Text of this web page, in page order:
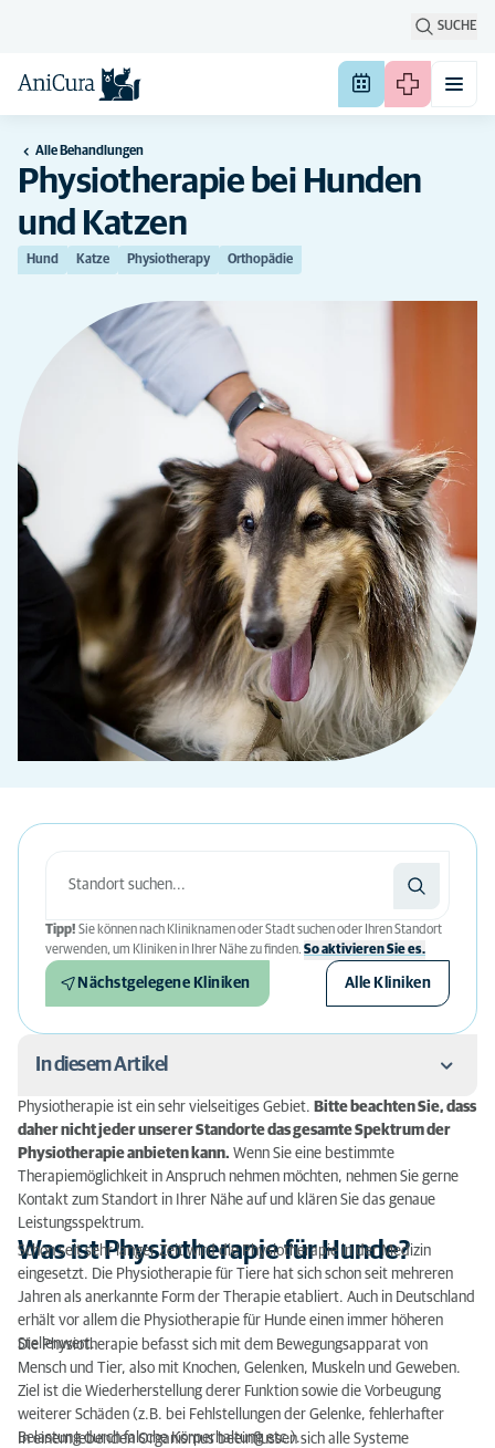
SUCHE
Alle Behandlungen
Physiotherapie bei Hunden
und Katzen
Hund Katze Physiotherapy Orthopädie
Tipp! Sie können nach Kliniknamen oder Stadt suchen oder Ihren Standort
verwenden, um Kliniken in Ihrer Nähe zu finden. So aktivieren Sie es.
Nächstgelegene Kliniken Alle Kliniken
In diesem Artikel
Was ist Physiotherapie für Hunde?
Wann ist eine Physiotherapie sinnvoll/nötig?
Physiotherapie Katze und Hund – Weitere
Therapiemöglichkeiten
Wie oft sollte mein Hund / meine Katze zur
Physiotherapie?
Was kostet eine Physiotherapie für Hunde?
Physiotherapie ist ein sehr vielseitiges Gebiet. Bitte beachten Sie, dass
daher nicht jeder unserer Standorte das gesamte Spektrum der
Physiotherapie anbieten kann. Wenn Sie eine bestimmte
Therapiemöglichkeit in Anspruch nehmen möchten, nehmen Sie gerne
Kontakt zum Standort in Ihrer Nähe auf und klären Sie das genaue
Leistungsspektrum.
Was ist Physiotherapie für Hunde?
Schon seit sehr langer Zeit wird die Physiotherapie in der Medizin
eingesetzt. Die Physiotherapie für Tiere hat sich schon seit mehreren
Jahren als anerkannte Form der Therapie etabliert. Auch in Deutschland
erhält vor allem die Physiotherapie für Hunde einen immer höheren
Stellenwert.
Die Physiotherapie befasst sich mit dem Bewegungsapparat von
Mensch und Tier, also mit Knochen, Gelenken, Muskeln und Geweben.
Ziel ist die Wiederherstellung derer Funktion sowie die Vorbeugung
weiterer Schäden (z.B. bei Fehlstellungen der Gelenke, fehlerhafter
Belastung durch falsche Körperhaltung etc.).
In einem lebenden Organismus beeinflussen sich alle Systeme